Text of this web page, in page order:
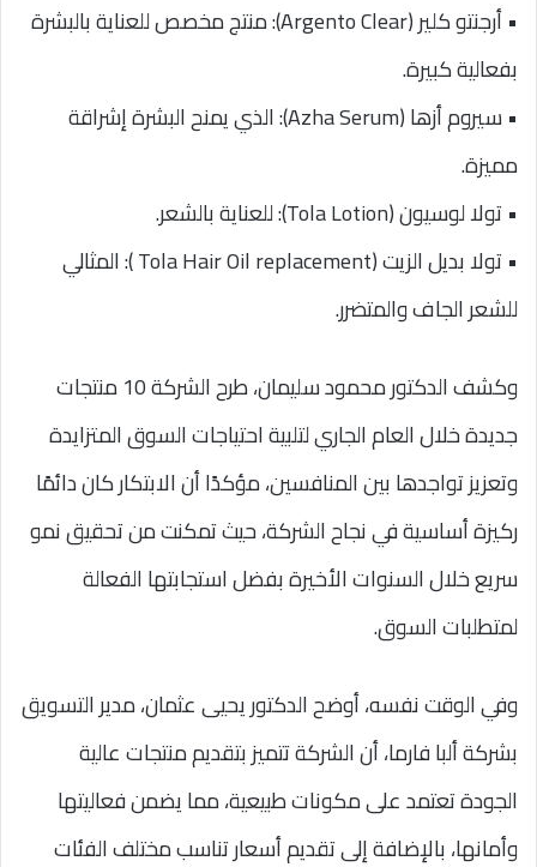
• أرجنتو كلير (Argento Clear): منتج مخصص للعناية بالبشرة
بفعالية كبيرة.
• سيروم أزها (Azha Serum): الذي يمنح البشرة إشراقة
مميزة.
• تولا لوسيون (Tola Lotion): للعناية بالشعر.
• تولا بديل الزيت (Tola Hair Oil replacement ): المثالي
للشعر الجاف والمتضرر.
وكشف الدكتور محمود سليمان، طرح الشركة 10 منتجات
جديدة خلال العام الجاري لتلبية احتياجات السوق المتزايدة
وتعزيز تواجدها بين المنافسين، مؤكدًا أن الابتكار كان دائمًا
ركيزة أساسية في نجاح الشركة، حيث تمكنت من تحقيق نمو
سريع خلال السنوات الأخيرة بفضل استجابتها الفعالة
لمتطلبات السوق.
وفي الوقت نفسه، أوضح الدكتور يحيى عثمان، مدير التسويق
بشركة ألبا فارما، أن الشركة تتميز بتقديم منتجات عالية
الجودة تعتمد على مكونات طبيعية، مما يضمن فعاليتها
وأمانها، بالإضافة إلى تقديم أسعار تناسب مختلف الفئات